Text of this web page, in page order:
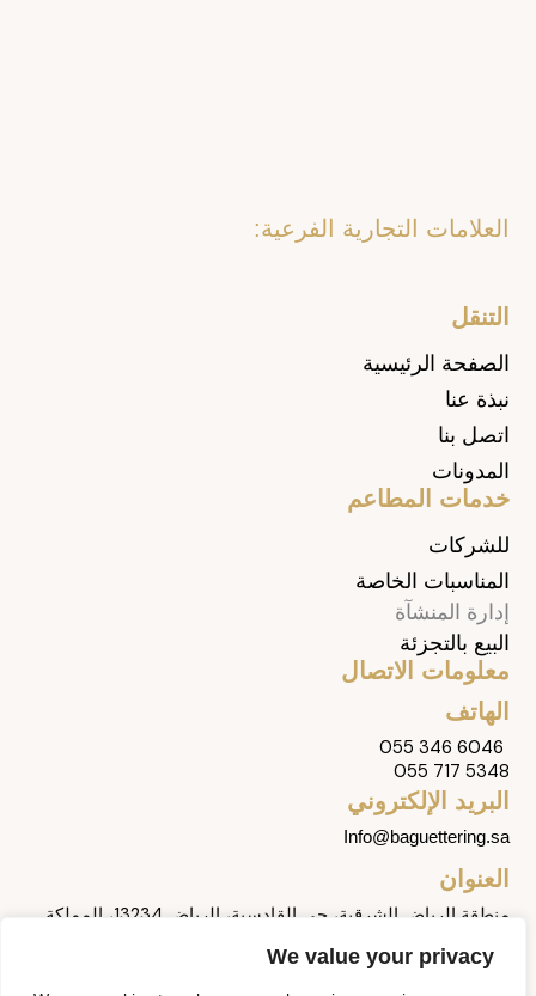
We value your privacy
العلامات التجارية الفرعية:
التنقل
الصفحة الرئيسية
نبذة عنا
اتصل بنا
المدونات
خدمات المطاعم
للشركات
المناسبات الخاصة
إدارة المنشآة
البيع بالتجزئة
معلومات الاتصال
الهاتف
055 346 6046
055 717 5348
البريد الإلكتروني
Info@baguettering.sa
العنوان
منطقة الرياض الشرقية، حي القادسية، الرياض 13234، المملكة